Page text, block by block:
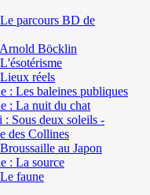
parcours BD de
Böcklin
réels
: Les baleines publiques
: La nuit du chat
: Sous deux soleils -
des Collines
au Japon
: La source
faune